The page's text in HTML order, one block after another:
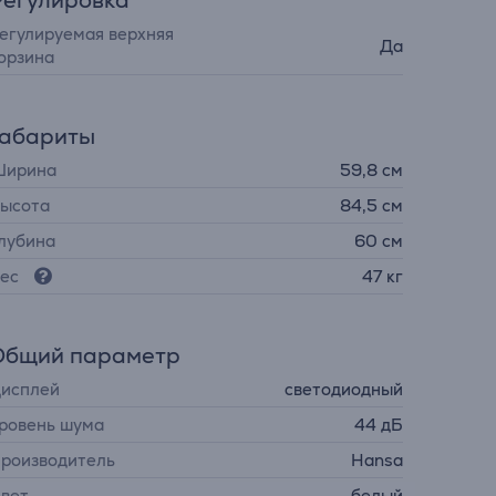
верхняя
Да
59,8 см
84,5 см
60 см
47 кг
параметр
светодиодный
шума
44 дБ
Hansa